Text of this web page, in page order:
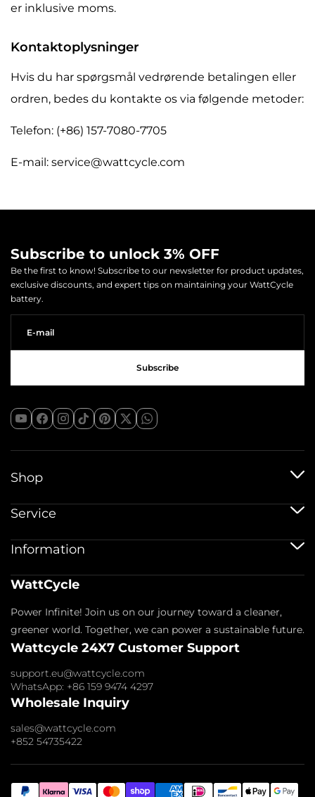
er inklusive moms.
Kontaktoplysninger
Hvis du har spørgsmål vedrørende betalingen eller
ordren, bedes du kontakte os via følgende metoder:
Telefon: (+86) 157-7080-7705
E-mail: service@wattcycle.com
Subscribe to unlock 3% OFF
Be the first to know! Subscribe to our newsletter for product updates,
exclusive discounts, and expert tips on maintaining your WattCycle
battery.
Shop
12V batterier
48V batterier
Batteritilbehør
Service
Forsendelsesservice
Garanti registrering
Returnering & Refusion
Servicevilkår
Betalingspolitik
Information
Aftryk
Kontakt os
Ofte stillede spørgsmål
Blogs
WattCycle
Power Infinite! Join us on our journey toward a cleaner,
greener world. Together, we can power a sustainable future.
Wattcycle 24X7 Customer Support
support.eu@wattcycle.com
WhatsApp: +86 159 9474 4297
Wholesale Inquiry
sales@wattcycle.com
+852 54735422